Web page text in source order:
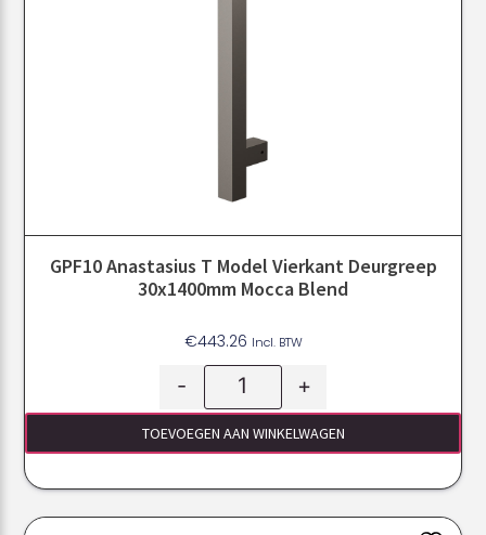
GPF10 Anastasius T Model Vierkant Deurgreep
30x1400mm Mocca Blend
€443.26 Incl. BTW
- +
TOEVOEGEN AAN WINKELWAGEN